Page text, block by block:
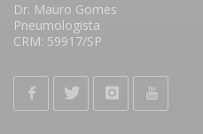
Dr. Mauro Gomes
Pneumologista
CRM: 59917/SP